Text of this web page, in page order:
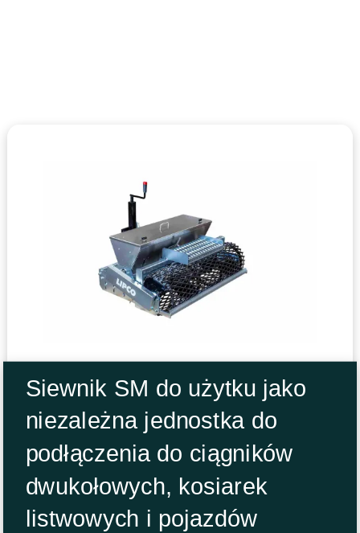
Siewnik SM do użytku jako
niezależna jednostka do
podłączenia do ciągników
dwukołowych, kosiarek
listwowych i pojazdów